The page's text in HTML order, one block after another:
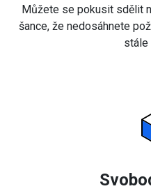
Můžete se pokusit sdělit
šance, že nedosáhnete
stále